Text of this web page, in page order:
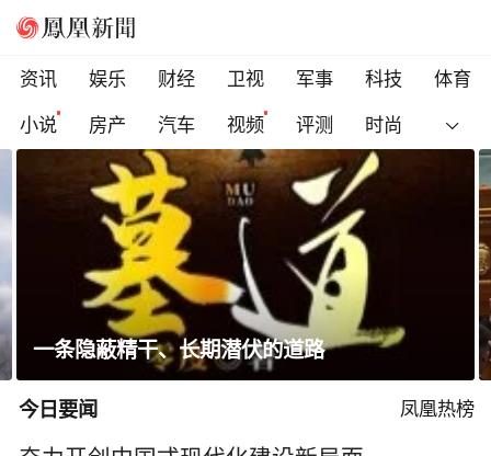
资讯 娱乐 财经 卫视 军事 科技
体育
小说
房产 汽车 视频 评测 时尚
科索沃总理遭反对派议员扔鸡蛋，直播被紧急
切断
今日要闻 凤凰热榜